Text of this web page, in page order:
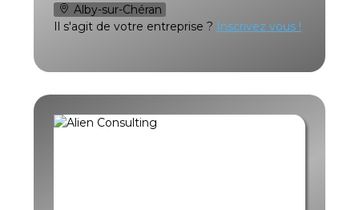
Alby-sur-Chéran
Il s'agit de votre entreprise ? Inscrivez vous !